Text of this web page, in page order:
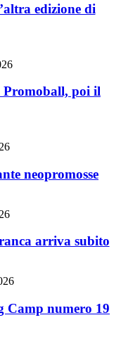
edizione di
poi il
neopromosse
arriva subito
Camp numero 19